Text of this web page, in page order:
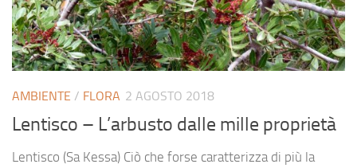
AMBIENTE / FLORA 2 AGOSTO 2018
Lentisco – L’arbusto dalle mille proprietà
Lentisco (Sa Kessa) Ciò che forse caratterizza di più la